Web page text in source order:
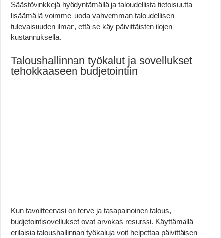
Säästövinkkejä hyödyntämällä ja taloudellista tietoisuutta
lisäämällä voimme luoda vahvemman taloudellisen
tulevaisuuden ilman, että se käy päivittäisten ilojen
kustannuksella.
Taloushallinnan työkalut ja sovellukset
tehokkaaseen budjetointiin
Kun tavoitteenasi on terve ja tasapainoinen talous,
budjetointisovellukset ovat arvokas resurssi. Käyttämällä
erilaisia taloushallinnan työkaluja voit helpottaa päivittäisen